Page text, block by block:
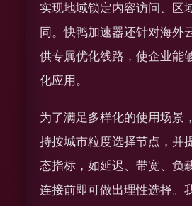
实现地域锁定内容访问、区
同。快鸭加速器还针对海外
供专属优化线路，使企业能
化应用。
为了满足多样化的使用场景
持按城市粒度选择节点，并
态指标，如延迟、带宽、负
连接前即可做出理性选择。